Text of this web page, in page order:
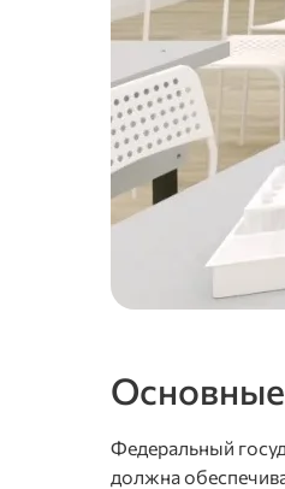
Федеральный
должна